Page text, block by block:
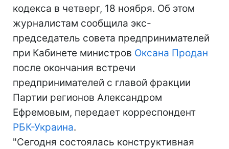
кодекса в четверг, 18 ноября. Об этом
журналистам сообщила экс-
председатель совета предпринимателей
при Кабинете министров Оксана Продан
после окончания встречи
предпринимателей с главой фракции
Партии регионов Александром
Ефремовым, передает корреспондент
РБК-Украина.
"Сегодня состоялась конструктивная